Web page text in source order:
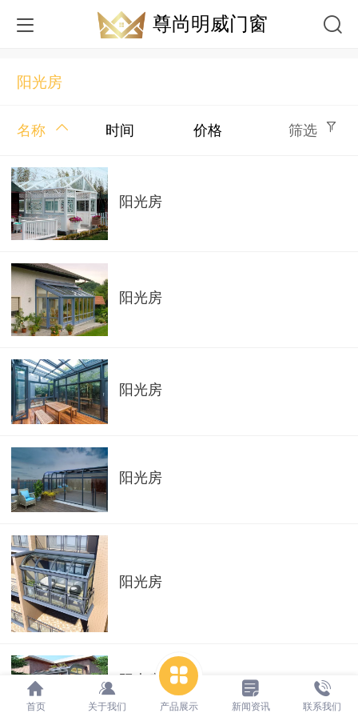
尊尚明威门窗
阳光房
名称 时间 价格 筛选
阳光房
阳光房
阳光房
阳光房
阳光房
阳光房
首页 关于我们 产品展示 新闻资讯 联系我们